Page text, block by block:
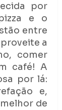
por
e o
entre
a
comer
café! A
por lá:
e,
de